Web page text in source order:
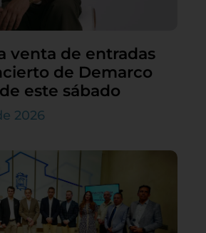
venta de entradas
de Demarco
este sábado
2026